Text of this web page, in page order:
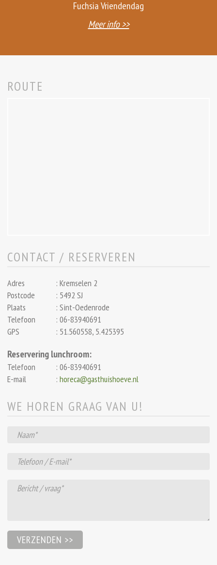
Fuchsia Vriendendag
Meer info >>
ROUTE
CONTACT / RESERVEREN
Adres : Kremselen 2
Postcode
: 5492 SJ
Plaats
: Sint-Oedenrode
Telefoon
: 06-83940691
GPS
: 51.560558, 5.425395
Reservering lunchroom:
Telefoon : 06-83940691
E-mail
: horeca@gasthuishoeve.nl
WE HOREN GRAAG VAN U!
Gelieve dit veld leeg te laten.